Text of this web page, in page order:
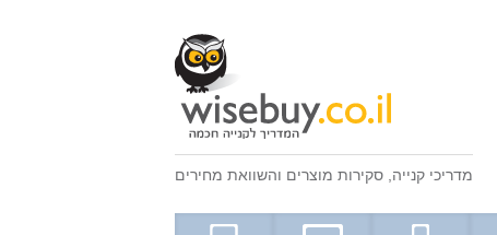
מדריכי קנייה סקירות מוצרים והשוואת מחירים